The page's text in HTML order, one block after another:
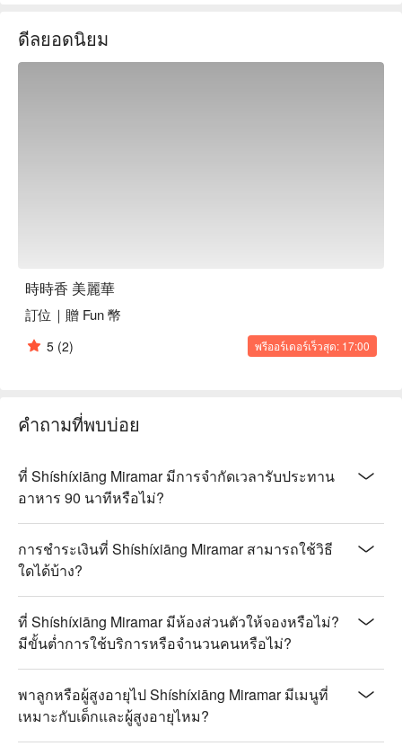
驗。這些精選佳餚不僅豐富了味蕾，也為每一次聚餐增添了難
忘的回憶。
🍽️ 口碑必點
【阿婆紅燒肉】肉質軟糯，醬香濃厚
【3.5 杯雞】雞肉鮮嫩，醬汁濃稠香甜
🥤 特色飲品
【招牌洛神花茶】花香濃郁，酸甜爽口
【雪蓋鳳梨烏龍】鳳梨清香，烏龍醇厚
ดีลยอดนิยม
時時香 美麗華
訂位｜贈 Fun 幣
5 (2) พรีออร์เดอร์เร็วสุด: 17:00
คำถามที่พบบ่อย
ที่ Shíshíxiāng Miramar มีการจำกัดเวลารับประทาน
อาหาร 90 นาทีหรือไม่?
การชำระเงินที่ Shíshíxiāng Miramar สามารถใช้วิธี
ใดได้บ้าง?
ที่ Shíshíxiāng Miramar มีห้องส่วนตัวให้จองหรือไม่?
มีขั้นต่ำการใช้บริการหรือจำนวนคนหรือไม่?
พาลูกหรือผู้สูงอายุไป Shíshíxiāng Miramar มีเมนูที่
เหมาะกับเด็กและผู้สูงอายุไหม?